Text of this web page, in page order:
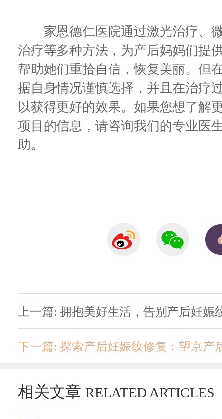
家恩德仁医院通过激光治疗、微
治疗等多种方法，为产后妈妈们提
帮助她们重拾自信，恢复美丽。但
据自身情况谨慎选择，并且在治疗
以获得更好的效果。如果您想了解
项目的信息，请咨询我们的专业医
助。
上一篇: 拥抱美好生活，告别产后妊娠
下一篇: 探索产后妊娠纹修复：望京产
相关文章 RELATED ARTICLES